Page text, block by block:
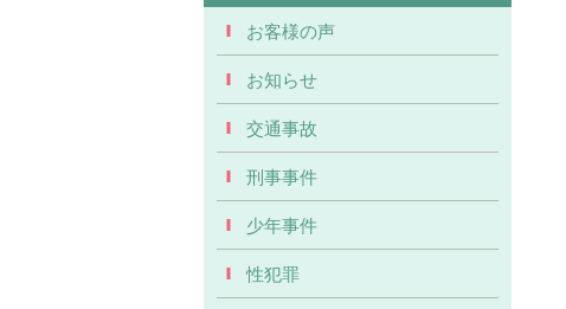
お客様の声
お知らせ
交通事故
刑事事件
少年事件
性犯罪